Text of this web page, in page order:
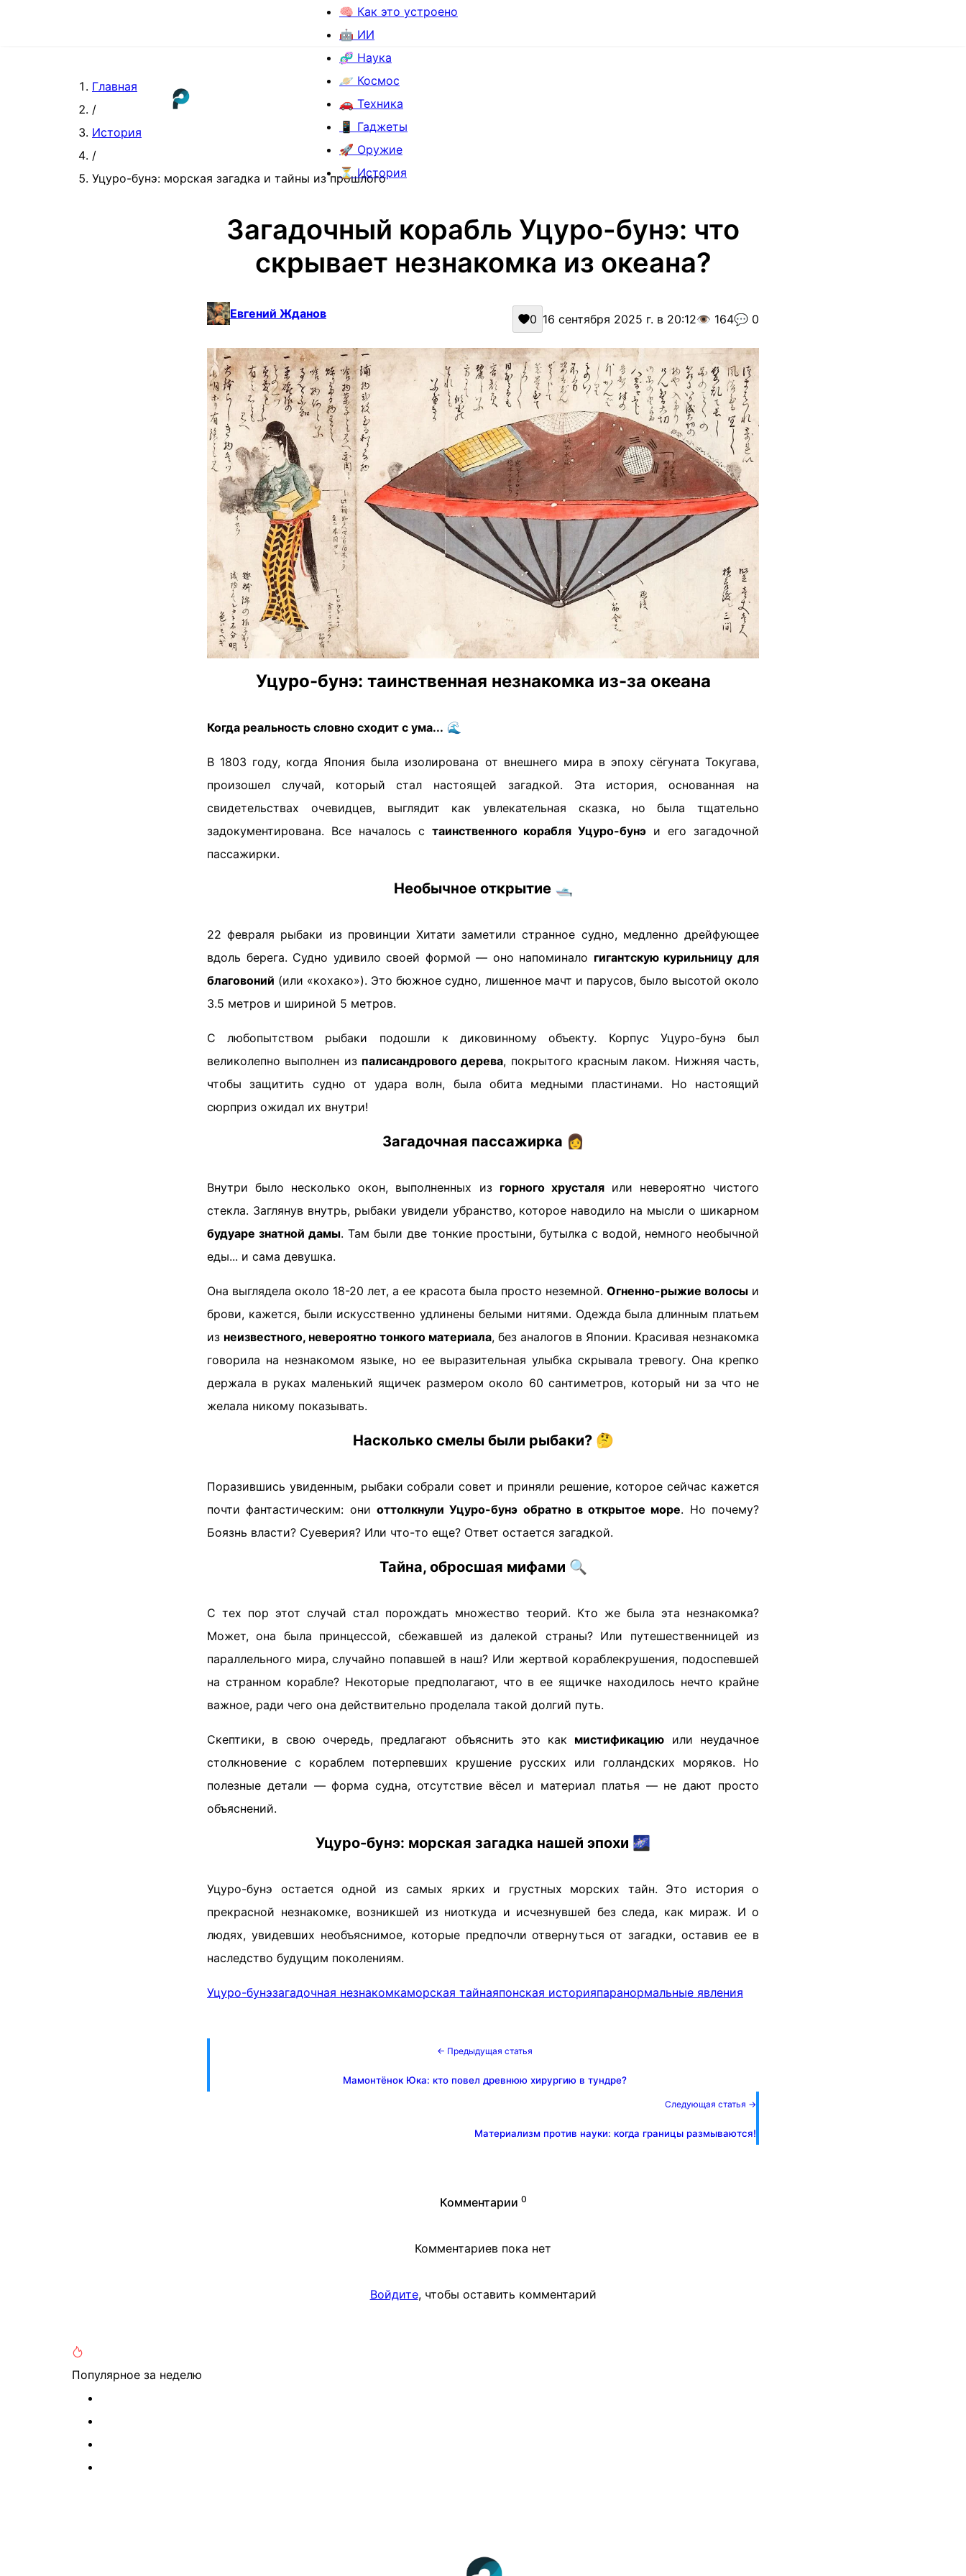
🧠 Как это устроено
🤖 ИИ
🧬 Наука
🪐 Космос
🚗 Техника
📱 Гаджеты
🚀 Оружие
⏳ История
Главная
/
История
/
Уцуро-бунэ: морская загадка и тайны из прошлого
Загадочный корабль Уцуро-бунэ: что
скрывает незнакомка из океана?
Евгений Жданов 0 16 сентября 2025 г. в 20:12👁️ 164💬 0
Уцуро-бунэ: таинственная незнакомка из-за океана
Когда реальность словно сходит с ума... 🌊
В 1803 году, когда Япония была изолирована от внешнего мира в эпоху сёгуната Токугава,
произошел случай, который стал настоящей загадкой. Эта история, основанная на
свидетельствах очевидцев, выглядит как увлекательная сказка, но была тщательно
задокументирована. Все началось с таинственного корабля Уцуро-бунэ и его загадочной
пассажирки.
Необычное открытие🛥️
22 февраля рыбаки из провинции Хитати заметили странное судно, медленно дрейфующее
вдоль берега. Судно удивило своей формой — оно напоминало гигантскую курильницу для
благовоний (или «кохако»). Это бюжное судно, лишенное мачт и парусов, было высотой около
3.5 метров и шириной 5 метров.
С любопытством рыбаки подошли к диковинному объекту. Корпус Уцуро-бунэ был
великолепно выполнен из палисандрового дерева, покрытого красным лаком. Нижняя часть,
чтобы защитить судно от удара волн, была обита медными пластинами. Но настоящий
сюрприз ожидал их внутри!
Загадочная пассажирка 👩
Внутри было несколько окон, выполненных из горного хрусталяили невероятно чистого
стекла. Заглянув внутрь, рыбаки увидели убранство, которое наводило на мысли о шикарном
будуаре знатной дамы. Там были две тонкие простыни, бутылка с водой, немного необычной
еды... и сама девушка.
Она выглядела около 18-20 лет, а ее красота была просто неземной. Огненно-рыжие волосыи
брови, кажется, были искусственно удлинены белыми нитями. Одежда была длинным платьем
из неизвестного, невероятно тонкого материала, без аналогов в Японии. Красивая незнакомка
говорила на незнакомом языке, но ее выразительная улыбка скрывала тревогу. Она крепко
держала в руках маленький ящичек размером около 60 сантиметров, который ни за что не
желала никому показывать.
Насколько смелы были рыбаки?🤔
Поразившись увиденным, рыбаки собрали совет и приняли решение, которое сейчас кажется
почти фантастическим: они оттолкнули Уцуро-бунэ обратно в открытое море. Но почему?
Боязнь власти? Суеверия? Или что-то еще? Ответ остается загадкой.
Тайна, обросшая мифами 🔍
С тех пор этот случай стал порождать множество теорий. Кто же была эта незнакомка?
Может, она была принцессой, сбежавшей из далекой страны? Или путешественницей из
параллельного мира, случайно попавшей в наш? Или жертвой кораблекрушения, подоспевшей
на странном корабле? Некоторые предполагают, что в ее ящичке находилось нечто крайне
важное, ради чего она действительно проделала такой долгий путь.
Скептики, в свою очередь, предлагают объяснить это как мистификацию или неудачное
столкновение с кораблем потерпевших крушение русских или голландских моряков. Но
полезные детали — форма судна, отсутствие вёсел и материал платья — не дают просто
объяснений.
Уцуро-бунэ: морская загадка нашей эпохи 🌌
Уцуро-бунэ остается одной из самых ярких и грустных морских тайн. Это история о
прекрасной незнакомке, возникшей из ниоткуда и исчезнувшей без следа, как мираж. И о
людях, увидевших необъяснимое, которые предпочли отвернуться от загадки, оставив ее в
наследство будущим поколениям.
Уцуро-бунэзагадочная незнакомкаморская тайнаяпонская историяпаранормальные явления
← Предыдущая статья
Мамонтёнок Юка: кто повел древнюю хирургию в тундре?
Следующая статья →
Материализм против науки: когда границы размываются!
Комментарии 0
Комментариев пока нет
Войдите, чтобы оставить комментарий
Популярное за неделю